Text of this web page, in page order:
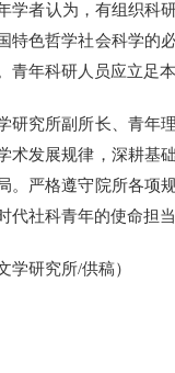
者认为，有组织科研
特色哲学社会科学的
青年科研人员应立足
究所副所长、青年理
术发展规律，深耕基
。严格遵守院所各项
代社科青年的使命担
研究所/供稿）